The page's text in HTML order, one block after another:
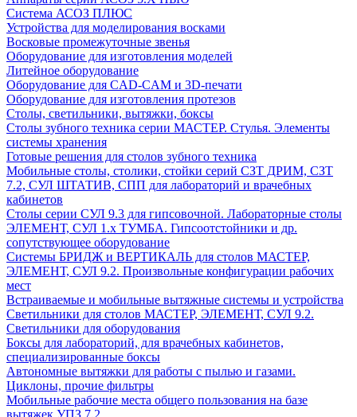
Система АСОЗ ПЛЮС
Устройства для моделирования восками
Восковые промежуточные звенья
Оборудование для изготовления моделей
Литейное оборудование
Оборудование для CAD-CAM и 3D-печати
Оборудование для изготовления протезов
Cтолы, светильники, вытяжки, боксы
Столы зубного техника серии МАСТЕР. Стулья. Элементы
системы хранения
Готовые решения для столов зубного техника
Мобильные столы, столики, стойки серий СЗТ ДРИМ, СЗТ
7.2, СУЛ ШТАТИВ, СПП для лабораторий и врачебных
кабинетов
Столы серии СУЛ 9.3 для гипсовочной. Лабораторные столы
ЭЛЕМЕНТ, СУЛ 1.х ТУМБА. Гипсоотстойники и др.
сопутствующее оборудование
Системы БРИДЖ и ВЕРТИКАЛЬ для столов МАСТЕР,
ЭЛЕМЕНТ, СУЛ 9.2. Произвольные конфигурации рабочих
мест
Встраиваемые и мобильные вытяжные системы и устройства
Светильники для столов МАСТЕР, ЭЛЕМЕНТ, СУЛ 9.2.
Светильники для оборудования
Боксы для лабораторий, для врачебных кабинетов,
специализированные боксы
Автономные вытяжки для работы с пылью и газами.
Циклоны, прочие фильтры
Мобильные рабочие места общего пользования на базе
вытяжек УПЗ 7.2